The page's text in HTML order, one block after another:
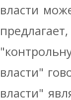
власти
власти"
власти"